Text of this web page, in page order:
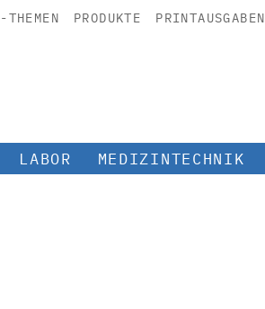
THEMEN PRODUKTE PRINTAUSGABEN
LABOR MEDIZINTECHNIK